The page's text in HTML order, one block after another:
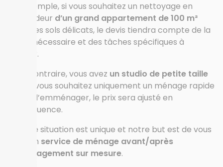
Par exemple, si vous souhaitez un nettoyage en
profondeur d’un grand appartement de 100 m²
avec des sols délicats, le devis tiendra compte de la
durée nécessaire et des tâches spécifiques à
réaliser.
Si, au contraire, vous avez un studio de petite taille
et que vous souhaitez uniquement un ménage rapide
avant d’emménager, le prix sera ajusté en
conséquence.
Chaque situation est unique et notre but est de vous
offrir un service de ménage avant/après
déménagement sur mesure.